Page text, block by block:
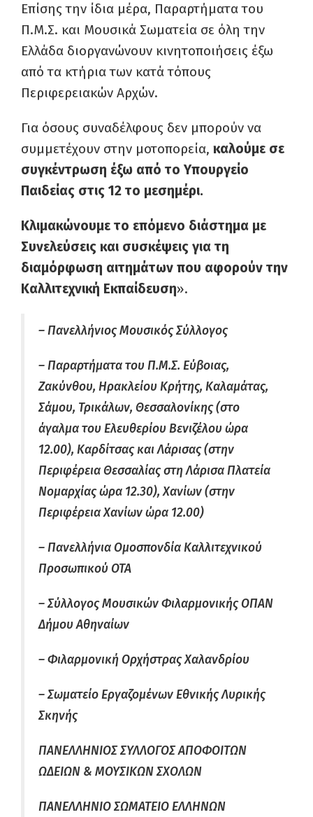
Επίσης την ίδια μέρα, Παραρτήματα του
Π.Μ.Σ. και Μουσικά Σωματεία σε όλη την
Ελλάδα διοργανώνουν κινητοποιήσεις έξω
από τα κτήρια των κατά τόπους
Περιφερειακών Αρχών.
Για όσους συναδέλφους δεν μπορούν να
συμμετέχουν στην μοτοπορεία, καλούμε σε
συγκέντρωση έξω από το Υπουργείο
Παιδείας στις 12 το μεσημέρι.
Κλιμακώνουμε το επόμενο διάστημα με
Συνελεύσεις και συσκέψεις για τη
διαμόρφωση αιτημάτων που αφορούν την
Καλλιτεχνική Εκπαίδευση».
– Πανελλήνιος Μουσικός Σύλλογος
– Παραρτήματα του Π.Μ.Σ. Εύβοιας,
Ζακύνθου, Ηρακλείου Κρήτης, Καλαμάτας,
Σάμου, Τρικάλων, Θεσσαλονίκης (στο
άγαλμα του Ελευθερίου Βενιζέλου ώρα
12.00), Καρδίτσας και Λάρισας (στην
Περιφέρεια Θεσσαλίας στη Λάρισα Πλατεία
Νομαρχίας ώρα 12.30), Χανίων (στην
Περιφέρεια Χανίων ώρα 12.00)
– Πανελλήνια Ομοσπονδία Καλλιτεχνικού
Προσωπικού ΟΤΑ
– Σύλλογος Μουσικών Φιλαρμονικής ΟΠΑΝ
Δήμου Αθηναίων
– Φιλαρμονική Ορχήστρας Χαλανδρίου
– Σωματείο Εργαζομένων Εθνικής Λυρικής
Σκηνής
ΠΑΝΕΛΛΗΝΙΟΣ ΣΥΛΛΟΓΟΣ ΑΠΟΦΟΙΤΩΝ
ΩΔΕΙΩΝ & ΜΟΥΣΙΚΩΝ ΣΧΟΛΩΝ
ΠΑΝΕΛΛΗΝΙΟ ΣΩΜΑΤΕΙΟ ΕΛΛΗΝΩΝ